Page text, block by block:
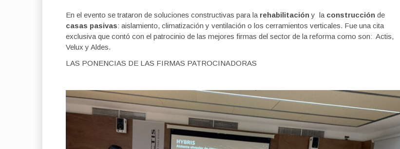
En el evento se trataron de soluciones constructivas para la rehabilitacióny la construcción de
casas pasivas: aislamiento, climatización y ventilación o los cerramientos verticales. Fue una cita
exclusiva que contó con el patrocinio de las mejores firmas del sector de la reforma como son: Actis,
Velux y Aldes.
LAS PONENCIAS DE LAS FIRMAS PATROCINADORAS